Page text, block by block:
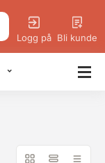
Logg på Bli kunde